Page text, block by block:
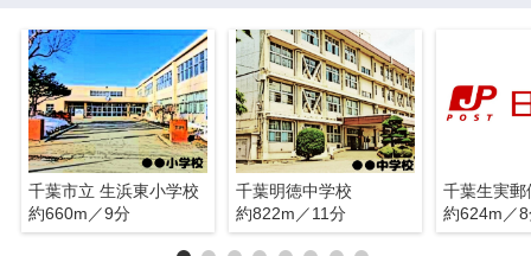
千葉市立 生浜東小学校
約660m／9分
千葉明徳中学校
約822m／11分
千葉生実郵
約624m／